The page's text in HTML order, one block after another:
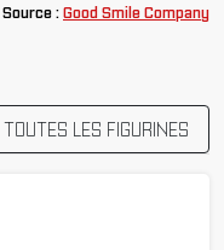
Source :Good Smile Company
TOUTES LES FIGURINES